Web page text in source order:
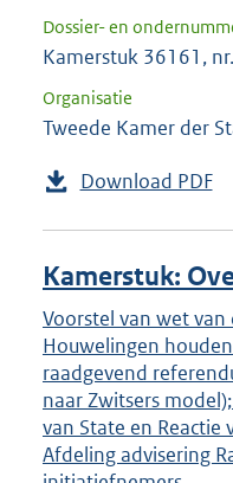
Dossier- en
Kamerstuk 36161,
Organisatie
Tweede Kamer der
Download PDF
Kamerstuk:
Voorstel van wet van
Houwelingen
raadgevend
naar Zwitsers
van State en Reactie
Afdeling advisering